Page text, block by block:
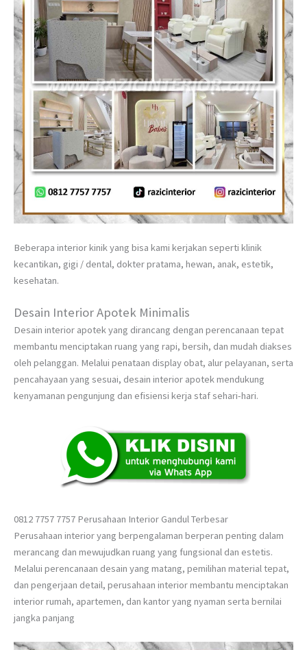
Beberapa interior kinik yang bisa kami kerjakan seperti klinik
kecantikan, gigi / dental, dokter pratama, hewan, anak, estetik,
kesehatan.
Desain Interior Apotek Minimalis
Desain interior apotek yang dirancang dengan perencanaan tepat
membantu menciptakan ruang yang rapi, bersih, dan mudah diakses
oleh pelanggan. Melalui penataan display obat, alur pelayanan, serta
pencahayaan yang sesuai, desain interior apotek mendukung
kenyamanan pengunjung dan efisiensi kerja staf sehari-hari.
0812 7757 7757 Perusahaan Interior Gandul Terbesar
Perusahaan interior yang berpengalaman berperan penting dalam
merancang dan mewujudkan ruang yang fungsional dan estetis.
Melalui perencanaan desain yang matang, pemilihan material tepat,
dan pengerjaan detail, perusahaan interior membantu menciptakan
interior rumah, apartemen, dan kantor yang nyaman serta bernilai
jangka panjang